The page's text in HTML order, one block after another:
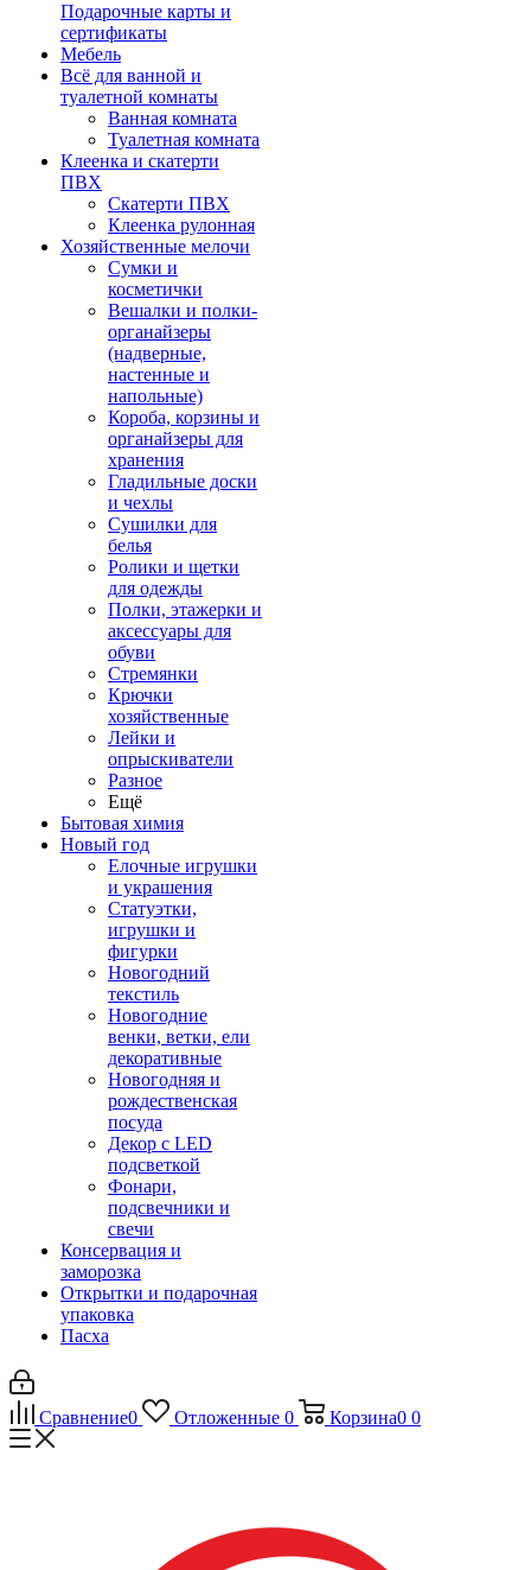
Подарочные карты и
сертификаты
Мебель
Всё для ванной и
туалетной комнаты
Ванная комната
Туалетная комната
Клеенка и скатерти
ПВХ
Скатерти ПВХ
Клеенка рулонная
Хозяйственные мелочи
Сумки и
косметички
Вешалки и полки-
органайзеры
(надверные,
настенные и
напольные)
Короба, корзины и
органайзеры для
хранения
Гладильные доски
и чехлы
Сушилки для
белья
Ролики и щетки
для одежды
Полки, этажерки и
аксессуары для
обуви
Стремянки
Крючки
хозяйственные
Лейки и
опрыскиватели
Разное
Ещё
Бытовая химия
Новый год
Елочные игрушки
и украшения
Статуэтки,
игрушки и
фигурки
Новогодний
текстиль
Новогодние
венки, ветки, ели
декоративные
Новогодняя и
рождественская
посуда
Декор с LED
подсветкой
Фонари,
подсвечники и
свечи
Консервация и
заморозка
Открытки и подарочная
упаковка
Пасха
Сравнение0 Отложенные 0 Корзина0 0